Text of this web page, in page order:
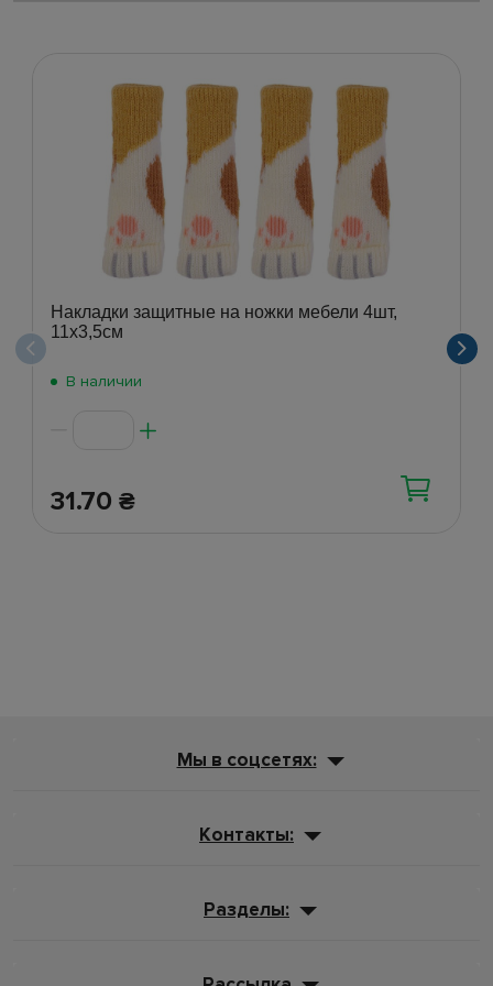
Накладки защитные на ножки мебели 4шт,
11х3,5см
В наличии
31.70 ₴
Мы в соцсетях:
Контакты:
Разделы: